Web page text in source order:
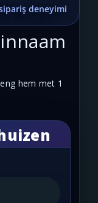
hem met 1